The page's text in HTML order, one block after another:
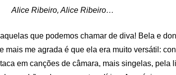
Alice Ribeiro, Alice Ribeiro…
que podemos chamar de diva! Bela e
mais me agrada é que ela era muito versátil:
em canções de câmara, mais singelas, pela